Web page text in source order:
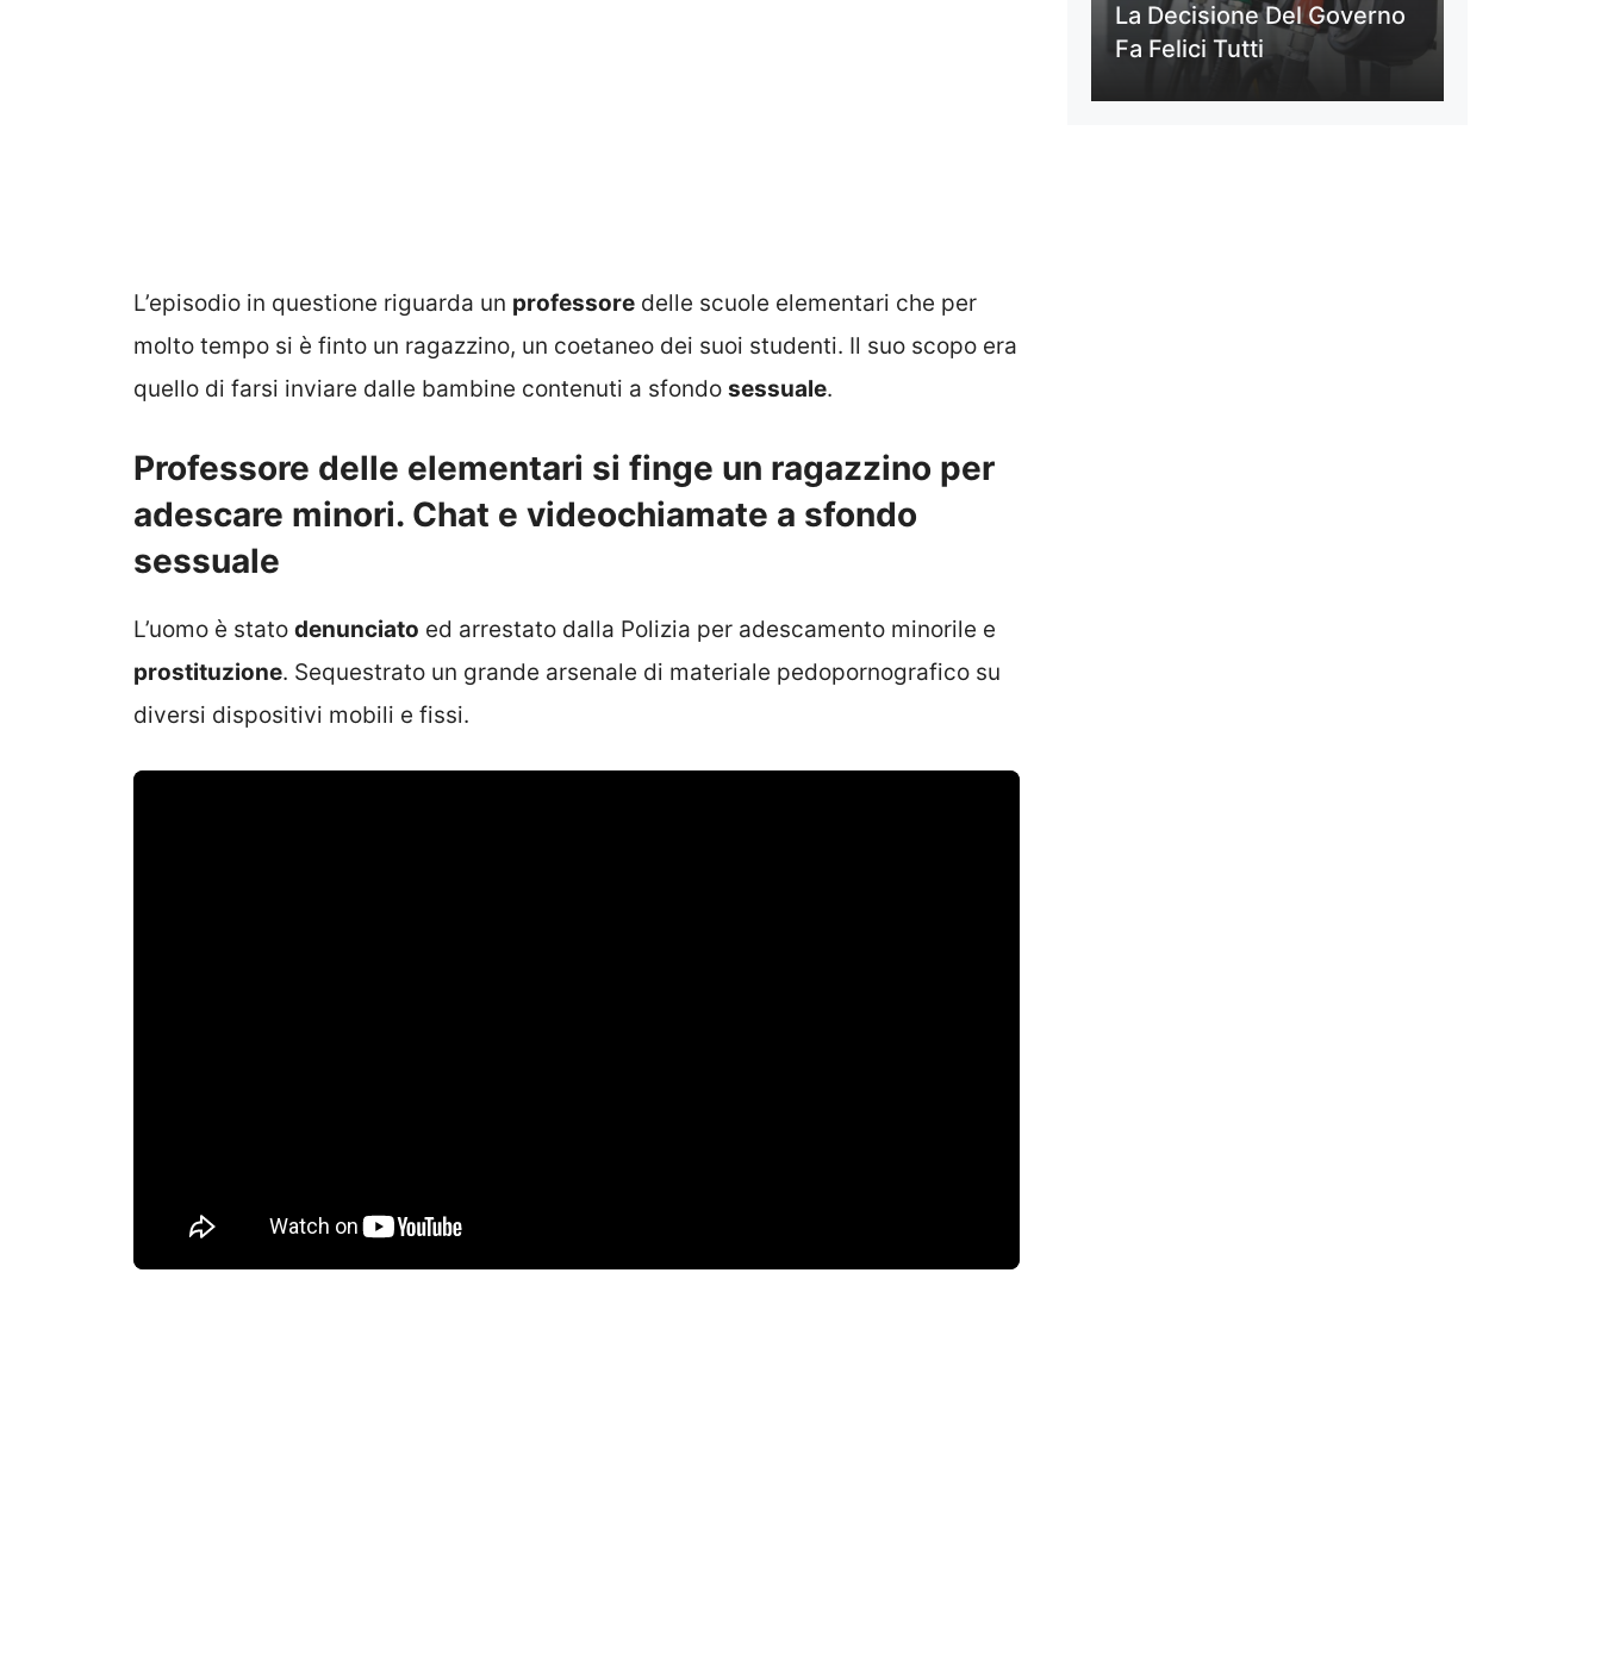
L’episodio in questione riguarda un professore delle scuole elementari che per
molto tempo si è finto un ragazzino, un coetaneo dei suoi studenti. Il suo scopo era
quello di farsi inviare dalle bambine contenuti a sfondo sessuale.
Professore delle elementari si finge un ragazzino per
adescare minori. Chat e videochiamate a sfondo
sessuale
L’uomo è stato denunciato ed arrestato dalla Polizia per adescamento minorile e
prostituzione. Sequestrato un grande arsenale di materiale pedopornografico su
diversi dispositivi mobili e fissi.
La Decisione Del Governo
Fa Felici Tutti